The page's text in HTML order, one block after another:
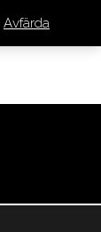
Avfärda